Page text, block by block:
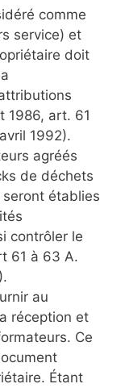
comme
service) et
doit
1986, art. 61
1992).
agréés
de déchets
établies
contrôler le
61 à 63 A.
au
réception et
Ce
Étant